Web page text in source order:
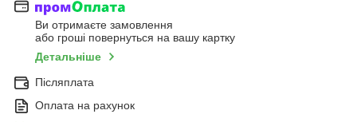
Ви отримаєте замовлення
або гроші повернуться на вашу картку
Детальніше
Післяплата
Оплата на рахунок